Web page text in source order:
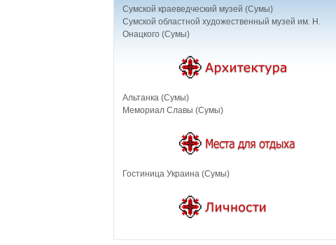
Сумской краеведческий музей (Сумы)
Сумской областной художественный музей им. Н.
Онацкого (Сумы)
Альтанка (Сумы)
Мемориал Славы (Сумы)
Гостиница Украина (Сумы)